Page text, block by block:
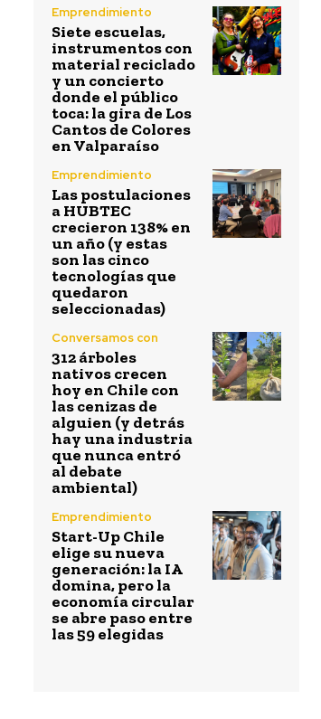
Emprendimiento
Siete escuelas,
instrumentos con
material reciclado
y un concierto
donde el público
toca: la gira de Los
Cantos de Colores
en Valparaíso
Emprendimiento
Las postulaciones
a HUBTEC
crecieron 138% en
un año (y estas
son las cinco
tecnologías que
quedaron
seleccionadas)
Conversamos con
312 árboles
nativos crecen
hoy en Chile con
las cenizas de
alguien (y detrás
hay una industria
que nunca entró
al debate
ambiental)
Emprendimiento
Start-Up Chile
elige su nueva
generación: la IA
domina, pero la
economía circular
se abre paso entre
las 59 elegidas